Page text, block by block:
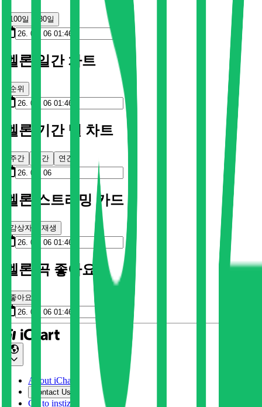
100일 30일
멜론 일간 차트
순위
멜론 기간 별 차트
주간 월간 연간
멜론 스트리밍 카드
감상자 재생
멜론 곡 좋아요
좋아요
About iChart
Contact Us
Go to instiz